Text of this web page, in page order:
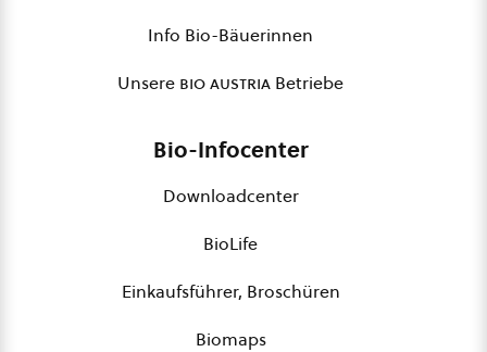
Info Bio-Bäuerinnen
Unsere bio austria Betriebe
Bio-Infocenter
Downloadcenter
BioLife
Einkaufsführer, Broschüren
Biomaps